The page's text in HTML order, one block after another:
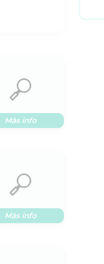
Más info
Más info